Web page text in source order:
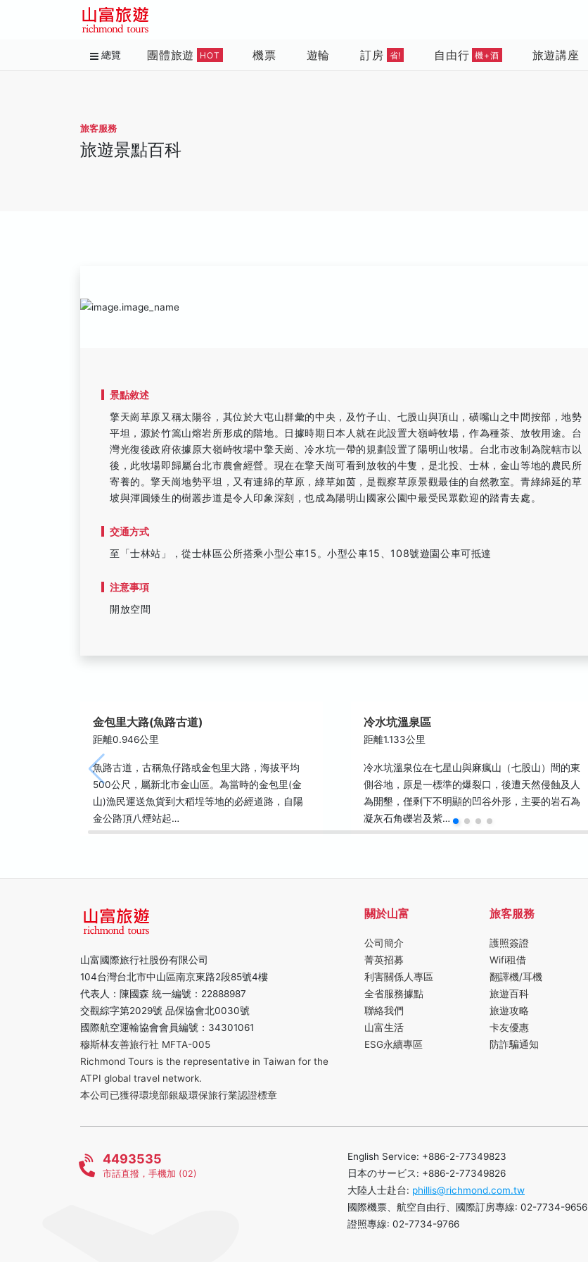
總覽 團體旅遊 HOT 機票 遊輪 訂房 省! 自由行 機+酒 旅遊講座
旅客服務
旅遊景點百科
景點敘述
擎天崗草原又稱太陽谷，其位於大屯山群彙的中央，及竹子山、七股山與頂山，磺嘴山之中間按部，地勢
平坦，源於竹篙山熔岩所形成的階地。日據時期日本人就在此設置大嶺峙牧場，作為種茶、放牧用途。台
灣光復後政府依據原大嶺峙牧場中擎天崗、冷水坑一帶的規劃設置了陽明山牧場。台北市改制為院轄市以
後，此牧場即歸屬台北市農會經營。現在在擎天崗可看到放牧的牛隻，是北投、士林，金山等地的農民所
寄養的。擎天崗地勢平坦，又有連綿的草原，綠草如茵，是觀察草原景觀最佳的自然教室。青綠綿延的草
坡與渾圓矮生的樹叢步道是令人印象深刻，也成為陽明山國家公園中最受民眾歡迎的踏青去處。
交通方式
至「士林站」，從士林區公所搭乘小型公車15。小型公車15、108號遊園公車可抵達
注意事項
開放空間
金包里大路(魚路古道)
距離0.946公里
魚路古道，古稱魚仔路或金包里大路，海拔平均
500公尺，屬新北市金山區。為當時的金包里(金
山)漁民運送魚貨到大稻埕等地的必經道路，自陽
金公路頂八煙站起…
冷水坑溫泉區
距離1.133公里
冷水坑溫泉位在七星山與麻瘋山（七股山）間的東
側谷地，原是一標準的爆裂口，後遭天然侵蝕及人
為開墾，僅剩下不明顯的凹谷外形，主要的岩石為
凝灰石角礫岩及紫…
山富國際旅行社股份有限公司
104台灣台北市中山區南京東路2段85號4樓
代表人：陳國森 統一編號：22888987
交觀綜字第2029號 品保協會北0030號
國際航空運輸協會會員編號：34301061
穆斯林友善旅行社 MFTA-005
Richmond Tours is the representative in Taiwan for the
ATPI global travel network.
本公司已獲得環境部銀級環保旅行業認證標章
關於山富
公司簡介
菁英招募
利害關係人專區
全省服務據點
聯絡我們
山富生活
ESG永續專區
旅客服務
護照簽證
Wifi租借
翻譯機/耳機
旅遊百科
旅遊攻略
卡友優惠
防詐騙通知
4493535
市話直撥，手機加 (02)
English Service: +886-2-77349823
日本のサービス: +886-2-77349826
大陸人士赴台: phillis@richmond.com.tw
國際機票、航空自由行、國際訂房專線: 02-7734-9656
證照專線: 02-7734-9766